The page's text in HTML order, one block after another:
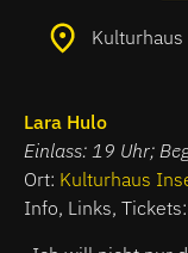
Lara Hulo
Einlass: 19 Uhr;
Ort: Kulturhaus
Info, Links, Tickets: